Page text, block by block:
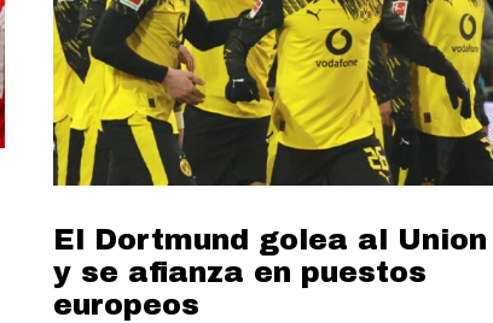
El Dortmund golea al Union
y se afianza en puestos
europeos